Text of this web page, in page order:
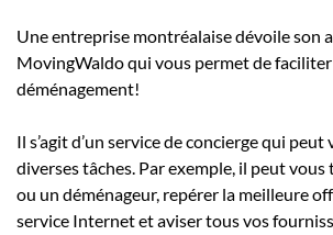
Une entreprise montréalaise dévoile son
MovingWaldo qui vous permet de
déménagement!
Il s’agit d’un service de concierge qui
diverses tâches. Par exemple, il peut
ou un déménageur, repérer la meilleure
service Internet et aviser tous vos